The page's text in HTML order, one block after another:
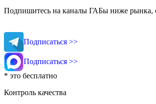
Подпишитесь на каналы ГАБы ниже рынка,
Подписаться >>
Подписаться >>
* это бесплатно
Контроль качества